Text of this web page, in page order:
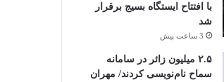
با افتتاح ایستگاه بسیج برقرار
شد
3 ساعت پیش
۲.۵ میلیون زائر در سامانه
سماح نام‌نویسی کردند/ مهران